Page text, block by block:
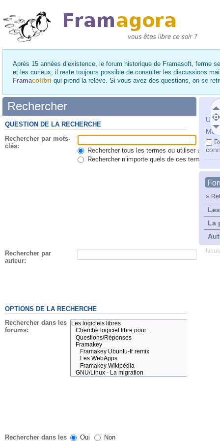
Après 15 années d’existence, le forum historique de Framasoft, ferme
et les curieux, il reste toujours possible de consulter les discussions
Framacolibri qui prend la relève. Si vous avez des questions, on se
Mot
»
La
Rechercher
QUESTION DE LA RECHERCHE
Rechercher par mots-
clés:
Rechercher tous les termes ou utiliser une
Rechercher n’importe quels de ces termes
Rechercher par
auteur:
OPTIONS DE LA RECHERCHE
Rechercher dans les
forums:
Rechercher dans les Oui Non